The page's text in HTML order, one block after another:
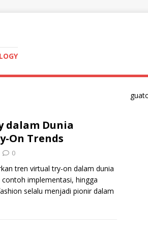
dalam Dunia
On Trends
0
tren virtual try-on dalam dunia
implementasi, hingga
selalu menjadi pionir dalam